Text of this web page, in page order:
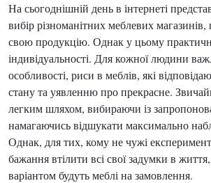
На сьогоднішній день в інтернеті
вибір різноманітних меблевих
свою продукцію. Однак у цьому
індивідуальності. Для кожної людини
особливості, риси в меблів, які
стану та уявленню про прекрасне.
легким шляхом, вибираючи із
намагаючись відшукати максимально
Однак, для тих, кому не чужі
бажання втілити всі свої задумки в
варіантом будуть меблі на замовлення.